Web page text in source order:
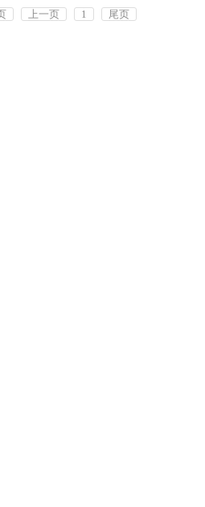
上一页 1 尾页